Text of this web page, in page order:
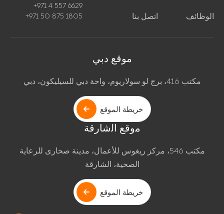
الوظائف اتصل بنا
+971 4 557 6629
+971 50 875 1805
موقع دبي
مكتب 416، برج لو سولاريوم، واحة دبي للسيليكون، دبي
خريطة الموقع
ﻣوﻗﻊ اﻟﺷﺎرﻗﺔ
مكتب 546، مركز ريغوس للأعمال، مدينة صحارى للرعاية
الصحية، الشارقة
خريطة الموقع